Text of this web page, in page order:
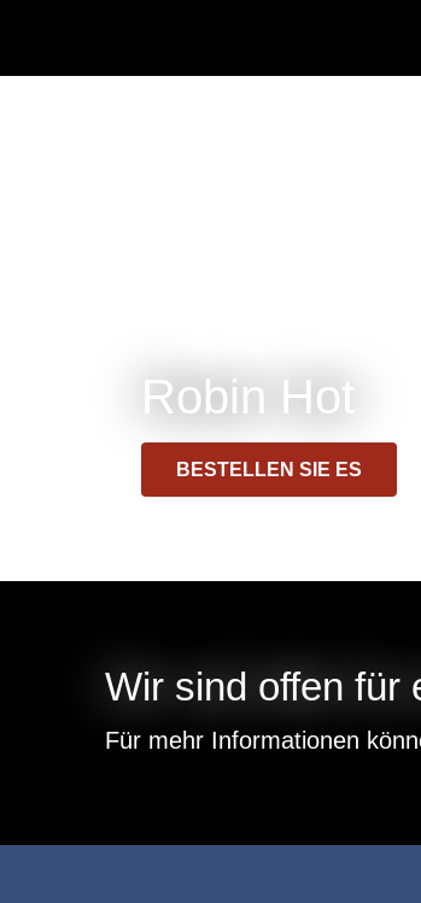
Robin Hot
BESTELLEN SIE ES
Wir sind offen für
Für mehr Informationen